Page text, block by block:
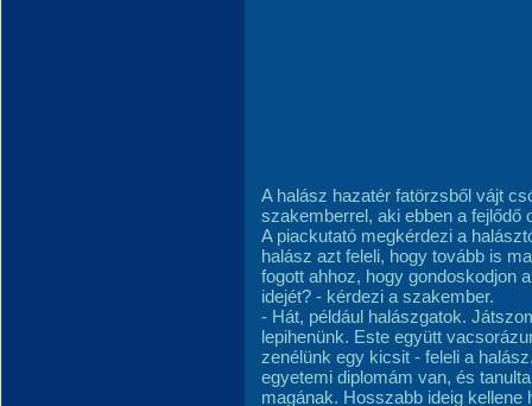
A halász hazatér fatörzsből vájt
szakemberrel, aki ebben a fejlődő
A piackutató megkérdezi a
halász azt feleli, hogy tovább is
fogott ahhoz, hogy gondoskodjon
idejét? - kérdezi a szakember.
- Hát, például halászgatok.
lepihenünk. Este együtt
zenélünk egy kicsit - feleli a
egyetemi diplomám van, és
magának. Hosszabb ideig